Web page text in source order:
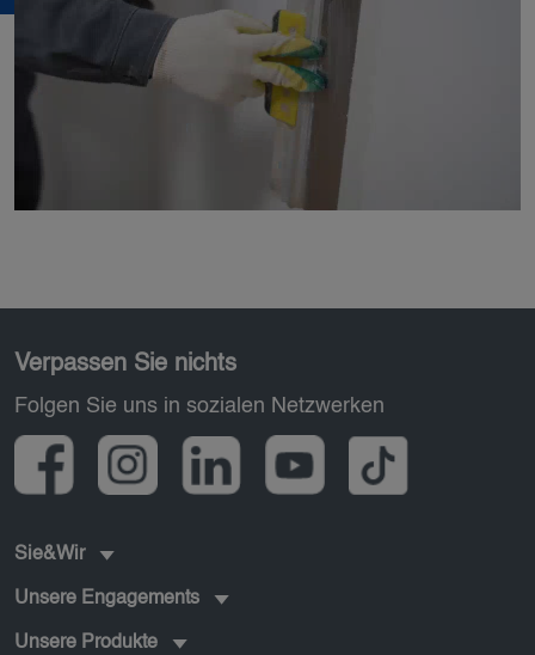
Verpassen Sie nichts
Folgen Sie uns in sozialen Netzwerken
Sie&Wir
Unsere Engagements
Unsere Produkte